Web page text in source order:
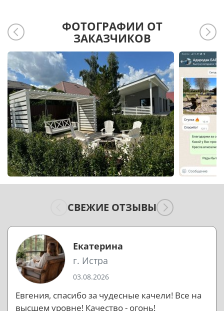
ФОТОГРАФИИ ОТ
ЗАКАЗЧИКОВ
СВЕЖИЕ ОТЗЫВЫ
Екатерина
г. Истра
03.08.2026
Евгения, спасибо за чудесные качели! Все на
высшем уровне! Качество - огонь!